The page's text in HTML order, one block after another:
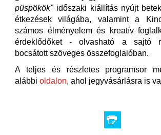
püspökök"időszaki kiállítás nyújt
étkezések világába, valamint a
számos élményelem és kreatív
érdeklődőket - olvasható a sajtó
bocsátott szöveges összefoglalóban.
A teljes és részletes programsor
alábbi oldalon, ahol jegyvásárlásra is